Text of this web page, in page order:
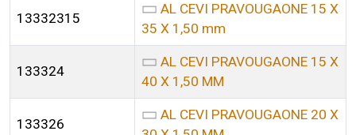
13332315
AL CEVI PRAVOUGAONE 15 X
35 X 1,50 mm
133324
AL CEVI PRAVOUGAONE 15 X
40 X 1,50 MM
133326
AL CEVI PRAVOUGAONE 20 X